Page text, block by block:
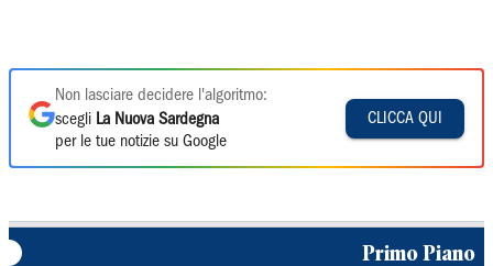
Non lasciare decidere l'algoritmo:
scegli La Nuova Sardegna
per le tue notizie su Google
CLICCA QUI
Primo Piano